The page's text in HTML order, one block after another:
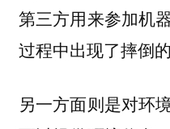
第三方用来参加机
过程中出现了摔倒的
另一方面则是对环